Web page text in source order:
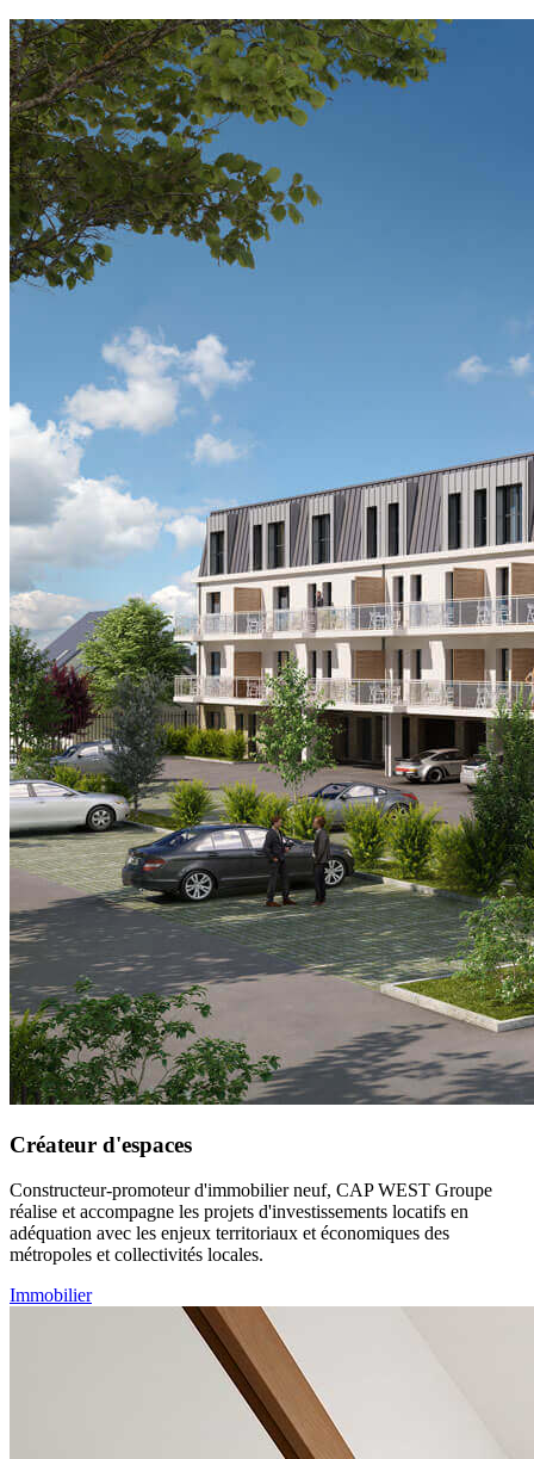
Créateur d'espaces
Constructeur-promoteur d'immobilier neuf, CAP WEST Groupe
réalise et accompagne les projets d'investissements locatifs en
adéquation avec les enjeux territoriaux et économiques des
métropoles et collectivités locales.
Immobilier